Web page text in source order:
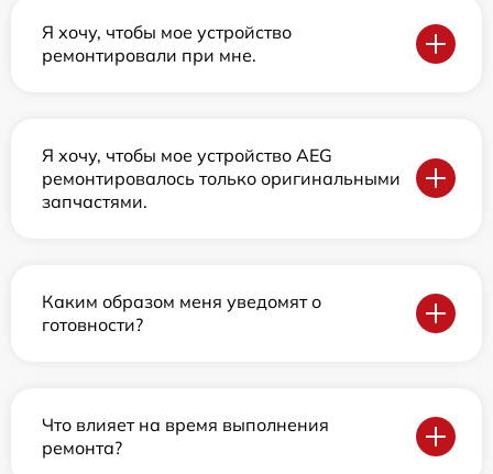
Я хочу, чтобы мое устройство
ремонтировали при мне.
Я хочу, чтобы мое устройство AEG
ремонтировалось только оригинальными
запчастями.
Каким образом меня уведомят о
готовности?
Что влияет на время выполнения
ремонта?